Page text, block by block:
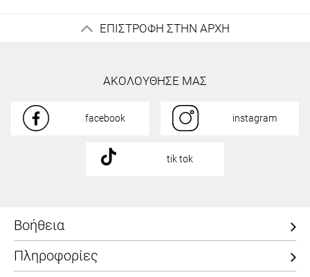
ΕΠΙΣΤΡΟΦΗ ΣΤΗΝ ΑΡΧΗ
ΑΚΟΛΟΥΘΗΣΕ ΜΑΣ
facebook instagram
tik tok
Βοήθεια
Πληροφορίες